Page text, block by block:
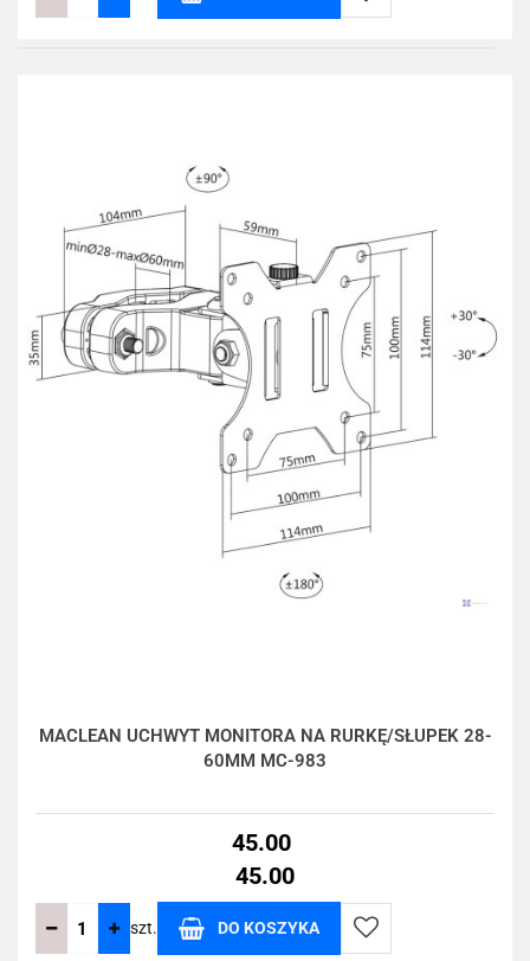
Do
MACLEAN UCHWYT MONITORA NA RURKĘ/SŁUPEK 28-
60MM MC-983
45.00
45.00
szt. DO KOSZYKA